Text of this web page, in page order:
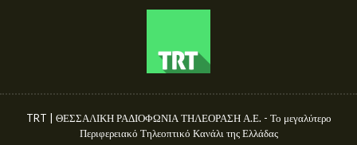
TRT | ΘΕΣΣΑΛΙΚΗ ΡΑΔΙΟΦΩΝΙΑ ΤΗΛΕΟΡΑΣΗ Α.Ε. - Το μεγαλύτερο
Περιφερειακό Τηλεοπτικό Κανάλι της Ελλάδας